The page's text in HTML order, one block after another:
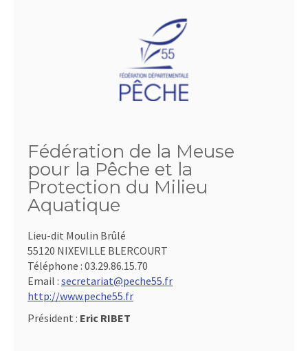
Fédération de la Meuse
pour la Pêche et la
Protection du Milieu
Aquatique
Lieu-dit Moulin Brûlé
55120 NIXEVILLE BLERCOURT
Téléphone : 03.29.86.15.70
Email : secretariat@peche55.fr
http://www.peche55.fr
Président : Eric RIBET